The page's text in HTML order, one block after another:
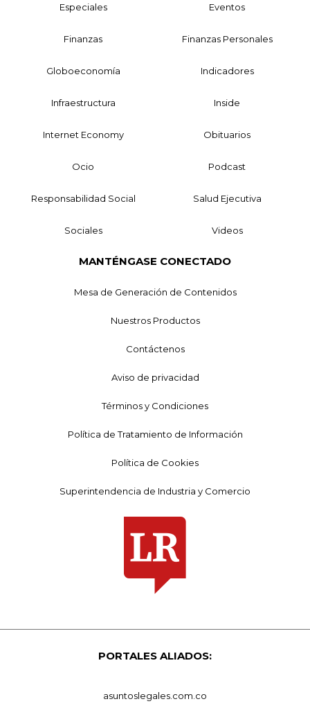
Especiales Eventos
Finanzas Finanzas Personales
Globoeconomía Indicadores
Infraestructura Inside
Internet Economy Obituarios
Ocio Podcast
Responsabilidad Social Salud Ejecutiva
Sociales Videos
MANTÉNGASE CONECTADO
Mesa de Generación de Contenidos
Nuestros Productos
Contáctenos
Aviso de privacidad
Términos y Condiciones
Política de Tratamiento de Información
Política de Cookies
Superintendencia de Industria y Comercio
PORTALES ALIADOS:
asuntoslegales.com.co